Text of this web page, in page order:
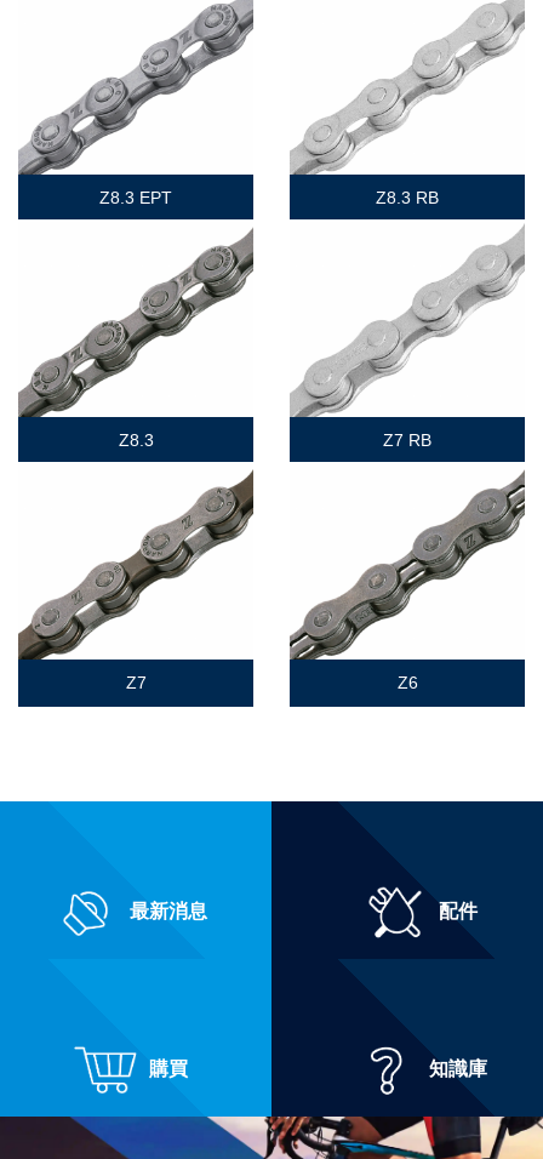
Z8.3 EPT Z8.3 RB
Z8.3 Z7 RB
Z7 Z6
最新消息 配件
購買 知識庫